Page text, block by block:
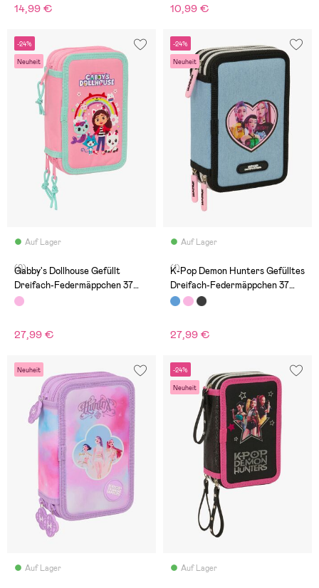
14,99 € 10,99 €
-24%
Neuheit
Auf Lager
(0)
Gabby's Dollhouse Gefüllt
Dreifach-Federmäppchen 37
Teile, Rosa
27,99 €
-24%
Neuheit
Auf Lager
(1)
K-Pop Demon Hunters Gefülltes
Dreifach-Federmäppchen 37
Teile, Huntr/X
27,99 €
Neuheit
Auf Lager
-24%
Neuheit
Auf Lager